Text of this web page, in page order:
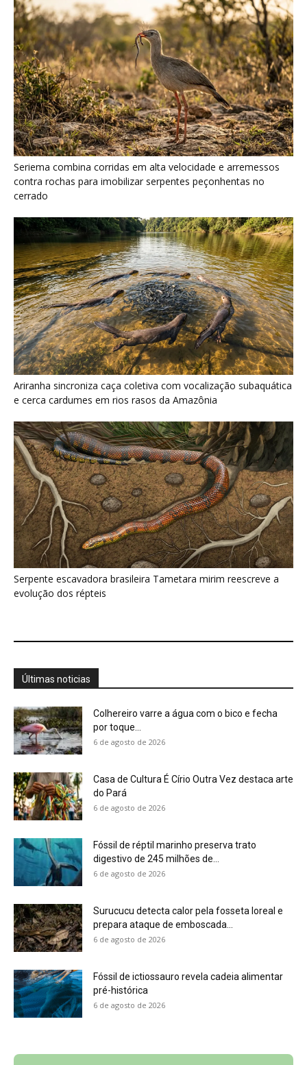
Seriema combina corridas em alta velocidade e arremessos
contra rochas para imobilizar serpentes peçonhentas no
cerrado
Ariranha sincroniza caça coletiva com vocalização subaquática
e cerca cardumes em rios rasos da Amazônia
Serpente escavadora brasileira Tametara mirim reescreve a
evolução dos répteis
Últimas noticias
Colhereiro varre a água com o bico e fecha
por toque...
6 de agosto de 2026
Casa de Cultura É Círio Outra Vez destaca arte
do Pará
6 de agosto de 2026
Fóssil de réptil marinho preserva trato
digestivo de 245 milhões de...
6 de agosto de 2026
Surucucu detecta calor pela fosseta loreal e
prepara ataque de emboscada...
6 de agosto de 2026
Fóssil de ictiossauro revela cadeia alimentar
pré-histórica
6 de agosto de 2026